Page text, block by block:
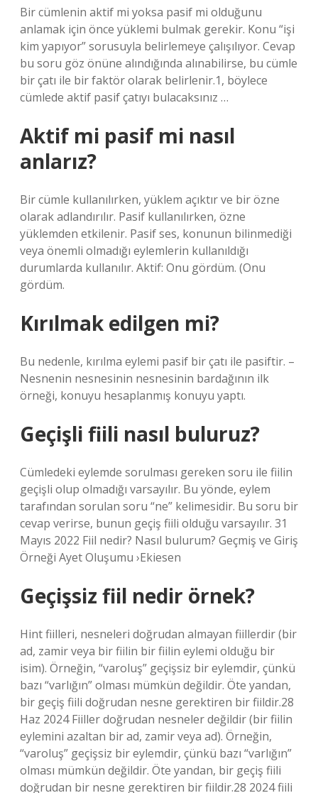
Bir cümlenin aktif mi yoksa pasif mi olduğunu
anlamak için önce yüklemi bulmak gerekir. Konu “işi
kim yapıyor” sorusuyla belirlemeye çalışılıyor. Cevap
bu soru göz önüne alındığında alınabilirse, bu cümle
bir çatı ile bir faktör olarak belirlenir.1, böylece
cümlede aktif pasif çatıyı bulacaksınız …
Aktif mi pasif mi nasıl
anlarız?
Bir cümle kullanılırken, yüklem açıktır ve bir özne
olarak adlandırılır. Pasif kullanılırken, özne
yüklemden etkilenir. Pasif ses, konunun bilinmediği
veya önemli olmadığı eylemlerin kullanıldığı
durumlarda kullanılır. Aktif: Onu gördüm. (Onu
gördüm.
Kırılmak edilgen mi?
Bu nedenle, kırılma eylemi pasif bir çatı ile pasiftir. –
Nesnenin nesnesinin nesnesinin bardağının ilk
örneği, konuyu hesaplanmış konuyu yaptı.
Geçişli fiili nasıl buluruz?
Cümledeki eylemde sorulması gereken soru ile fiilin
geçişli olup olmadığı varsayılır. Bu yönde, eylem
tarafından sorulan soru “ne” kelimesidir. Bu soru bir
cevap verirse, bunun geçiş fiili olduğu varsayılır. 31
Mayıs 2022 Fiil nedir? Nasıl bulurum? Geçmiş ve Giriş
Örneği Ayet Oluşumu ›Ekiesen
Geçişsiz fiil nedir örnek?
Hint fiilleri, nesneleri doğrudan almayan fiillerdir (bir
ad, zamir veya bir fiilin bir fiilin eylemi olduğu bir
isim). Örneğin, “varoluş” geçişsiz bir eylemdir, çünkü
bazı “varlığın” olması mümkün değildir. Öte yandan,
bir geçiş fiili doğrudan nesne gerektiren bir fiildir.28
Haz 2024 Fiiller doğrudan nesneler değildir (bir fiilin
eylemini azaltan bir ad, zamir veya ad). Örneğin,
“varoluş” geçişsiz bir eylemdir, çünkü bazı “varlığın”
olması mümkün değildir. Öte yandan, bir geçiş fiili
doğrudan bir nesne gerektiren bir fiildir.28 2024 fiili